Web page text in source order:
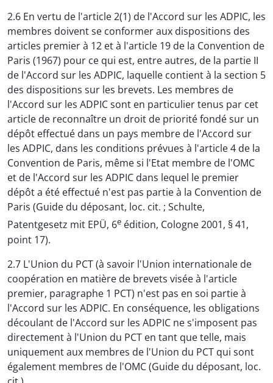
2.6 En vertu de l'article 2(1) de l'Accord sur les ADPIC, les
membres doivent se conformer aux dispositions des
articles premier à 12 et à l'article 19 de la Convention de
Paris (1967) pour ce qui est, entre autres, de la partie II
de l'Accord sur les ADPIC, laquelle contient à la section 5
des dispositions sur les brevets. Les membres de
l'Accord sur les ADPIC sont en particulier tenus par cet
article de reconnaître un droit de priorité fondé sur un
dépôt effectué dans un pays membre de l'Accord sur
les ADPIC, dans les conditions prévues à l'article 4 de la
Convention de Paris, même si l'Etat membre de l'OMC
et de l'Accord sur les ADPIC dans lequel le premier
dépôt a été effectué n'est pas partie à la Convention de
Paris (Guide du déposant, loc. cit. ; Schulte,
Patentgesetz mit EPÜ, 6e édition, Cologne 2001, § 41,
point 17).
2.7 L'Union du PCT (à savoir l'Union internationale de
coopération en matière de brevets visée à l'article
premier, paragraphe 1 PCT) n'est pas en soi partie à
l'Accord sur les ADPIC. En conséquence, les obligations
découlant de l'Accord sur les ADPIC ne s'imposent pas
directement à l'Union du PCT en tant que telle, mais
uniquement aux membres de l'Union du PCT qui sont
également membres de l'OMC (Guide du déposant, loc.